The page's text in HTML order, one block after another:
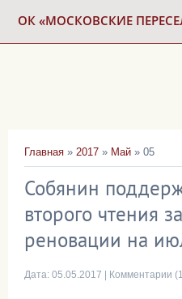
ОК «МОСКОВСКИЕ
Главная » 2017 » Май » 05
Собянин
второго чтения
реновации на
Дата: 05.05.2017 Комментарии